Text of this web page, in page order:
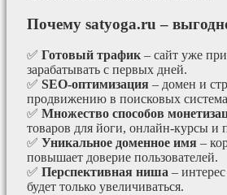
Почему satyoga.ru –
✅ Готовый трафик – сайт уже
зарабатывать с первых дней.
✅ SEO-оптимизация – домен и
продвижению в поисковых
✅ Множество способов
товаров для йоги, онлайн-курсы и
✅ Уникальное доменное имя –
повышает доверие пользователей.
✅ Перспективная ниша –
будет только увеличиваться.